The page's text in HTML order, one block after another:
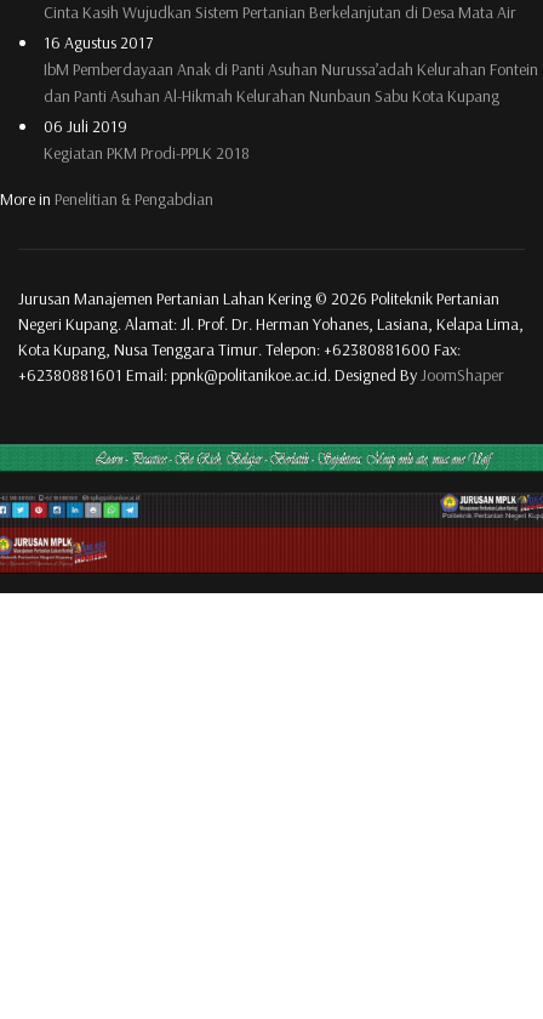
Cinta Kasih Wujudkan Sistem Pertanian Berkelanjutan di Desa Mata Air
16 Agustus 2017
IbM Pemberdayaan Anak di Panti Asuhan Nurussa’adah Kelurahan Fontein
dan Panti Asuhan Al-Hikmah Kelurahan Nunbaun Sabu Kota Kupang
06 Juli 2019
Kegiatan PKM Prodi-PPLK 2018
More in Penelitian & Pengabdian
Jurusan Manajemen Pertanian Lahan Kering © 2026 Politeknik Pertanian
Negeri Kupang. Alamat: Jl. Prof. Dr. Herman Yohanes, Lasiana, Kelapa Lima,
Kota Kupang, Nusa Tenggara Timur. Telepon: +62380881600 Fax:
+62380881601 Email: ppnk@politanikoe.ac.id. Designed ByJoomShaper